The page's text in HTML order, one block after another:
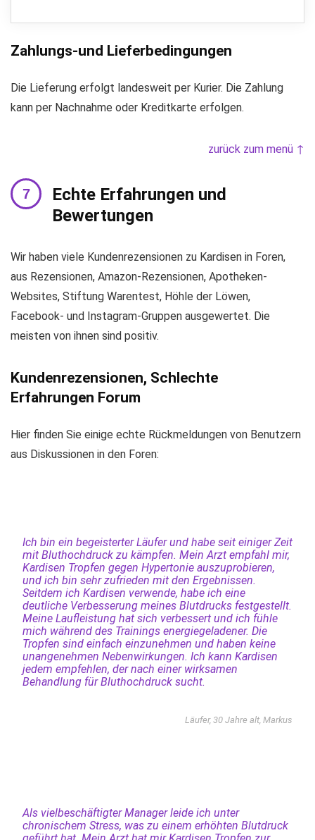
Zahlungs-und Lieferbedingungen
Die Lieferung erfolgt landesweit per Kurier. Die Zahlung
kann per Nachnahme oder Kreditkarte erfolgen.
zurück zum menü ↑
Echte Erfahrungen und
Bewertungen
Wir haben viele Kundenrezensionen zu Kardisen in Foren,
aus Rezensionen, Amazon-Rezensionen, Apotheken-
Websites, Stiftung Warentest, Höhle der Löwen,
Facebook- und Instagram-Gruppen ausgewertet. Die
meisten von ihnen sind positiv.
Kundenrezensionen, Schlechte
Erfahrungen Forum
Hier finden Sie einige echte Rückmeldungen von Benutzern
aus Diskussionen in den Foren:
Ich bin ein begeisterter Läufer und habe seit einiger Zeit
mit Bluthochdruck zu kämpfen. Mein Arzt empfahl mir,
Kardisen Tropfen gegen Hypertonie auszuprobieren,
und ich bin sehr zufrieden mit den Ergebnissen.
Seitdem ich Kardisen verwende, habe ich eine
deutliche Verbesserung meines Blutdrucks festgestellt.
Meine Laufleistung hat sich verbessert und ich fühle
mich während des Trainings energiegeladener. Die
Tropfen sind einfach einzunehmen und haben keine
unangenehmen Nebenwirkungen. Ich kann Kardisen
jedem empfehlen, der nach einer wirksamen
Behandlung für Bluthochdruck sucht.
Läufer, 30 Jahre alt, Markus
Als vielbeschäftigter Manager leide ich unter
chronischem Stress, was zu einem erhöhten Blutdruck